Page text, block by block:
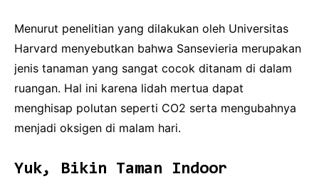
Menurut penelitian yang dilakukan oleh Universitas
Harvard menyebutkan bahwa Sansevieria merupakan
jenis tanaman yang sangat cocok ditanam di dalam
ruangan. Hal ini karena lidah mertua dapat
menghisap polutan seperti CO2 serta mengubahnya
menjadi oksigen di malam hari.
Yuk, Bikin Taman Indoor